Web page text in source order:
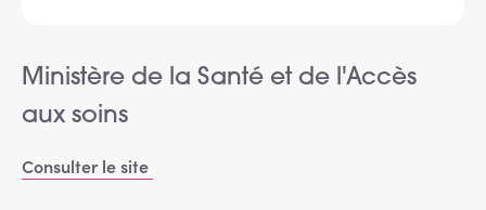
Ministère de la Santé et de l'Accès
aux soins
Consulter le site